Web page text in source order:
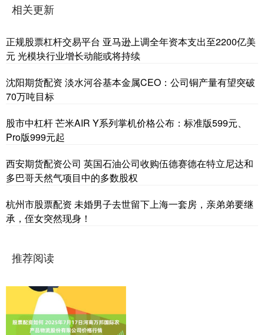
相关更新
正规股票杠杆交易平台 亚马逊上调全年资本支出至2200亿美
元 光模块行业增长动能或将持续
沈阳期货配资 淡水河谷基本金属CEO：公司铜产量有望突破
70万吨目标
股市中杠杆 芒米AIR Y系列掌机价格公布：标准版599元、
Pro版999元起
西安期货配资公司 英国石油公司收购伍德赛德在特立尼达和
多巴哥天然气项目中的多数股权
杭州市股票配资 未婚男子去世留下上海一套房，亲弟弟要继
承，侄女突然现身！
推荐阅读